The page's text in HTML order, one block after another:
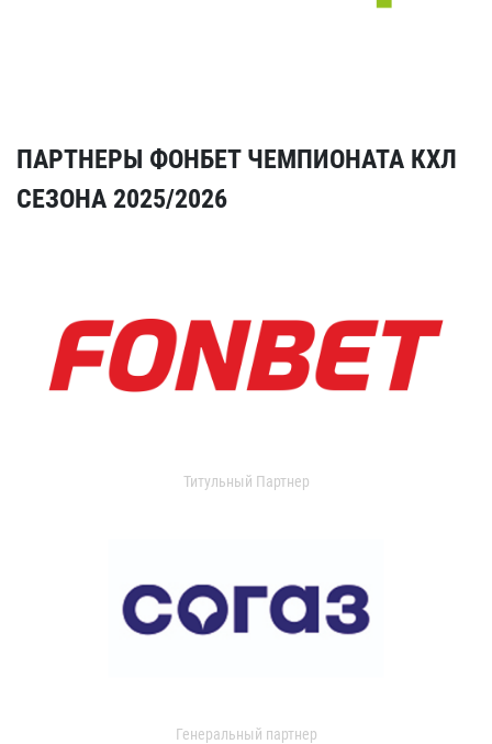
ПАРТНЕРЫ ФОНБЕТ ЧЕМПИОНАТА КХЛ
СЕЗОНА 2025/2026
Титульный Партнер
Генеральный партнер